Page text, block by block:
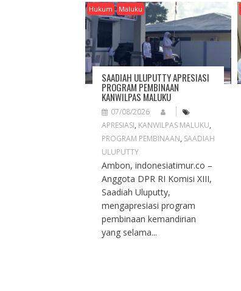
G
A
T
O
N
Hukum Maluku
SAADIAH ULUPUTTY APRESIASI
PROGRAM PEMBINAAN
KANWILPAS MALUKU
07/08/2026
APRESIASI, KANWILPAS MALUKU,
PROGRAM PEMBINAAN, SAADIAH
ULUPUTTY
Ambon, indonesiatimur.co –
Anggota DPR RI Komisi XIII,
Saadiah Uluputty,
mengapresiasi program
pembinaan kemandirian
yang selama...